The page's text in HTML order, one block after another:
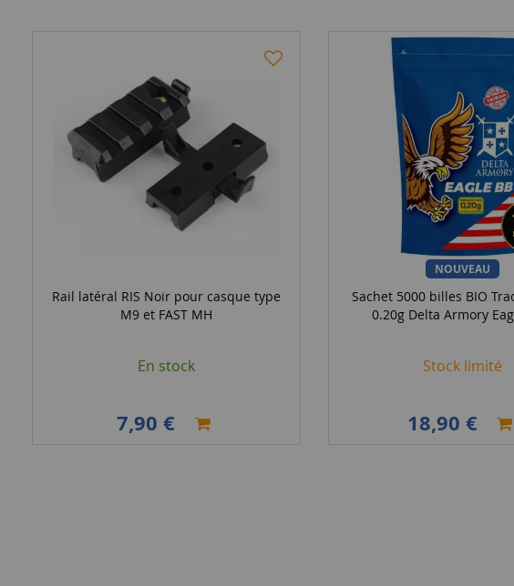
Rail latéral RIS Noir pour casque type
M9 et FAST MH
En stock
7,90 €
NOUVEAU
Sachet 5000 billes BIO
0.20g Delta Armory
Stock limité
18,90 €